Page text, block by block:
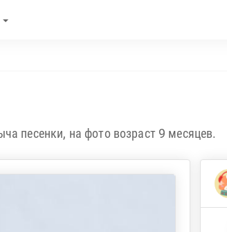
песенки, на фото возраст 9 месяцев.